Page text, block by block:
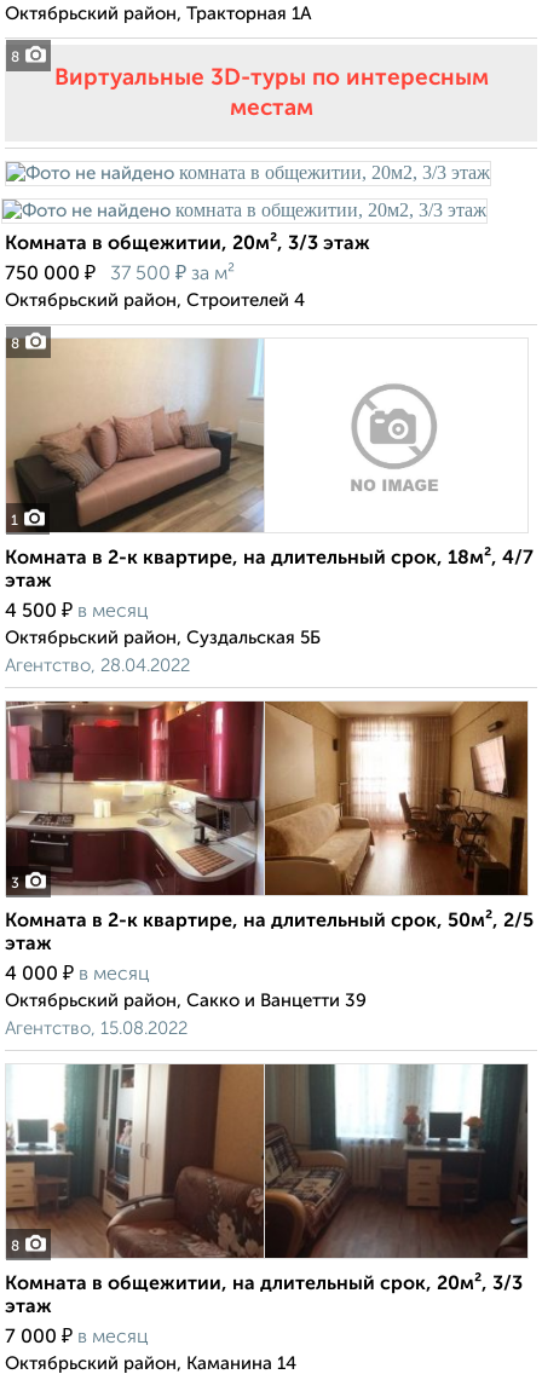
8
Октябрьский район, Тракторная 1А
Виртуальные 3D-туры по интересным
местам
8
Комната в общежитии, 20м², 3/3 этаж
750 000 ₽ 37 500 ₽ за м²
Октябрьский район, Строителей 4
1
Комната в 2-к квартире, на длительный срок, 18м², 4/7
этаж
4 500 ₽ в месяц
Октябрьский район, Суздальская 5Б
Агентство, 28.04.2022
3
Комната в 2-к квартире, на длительный срок, 50м², 2/5
этаж
4 000 ₽ в месяц
Октябрьский район, Сакко и Ванцетти 39
Агентство, 15.08.2022
8
Комната в общежитии, на длительный срок, 20м², 3/3
этаж
7 000 ₽ в месяц
Октябрьский район, Каманина 14